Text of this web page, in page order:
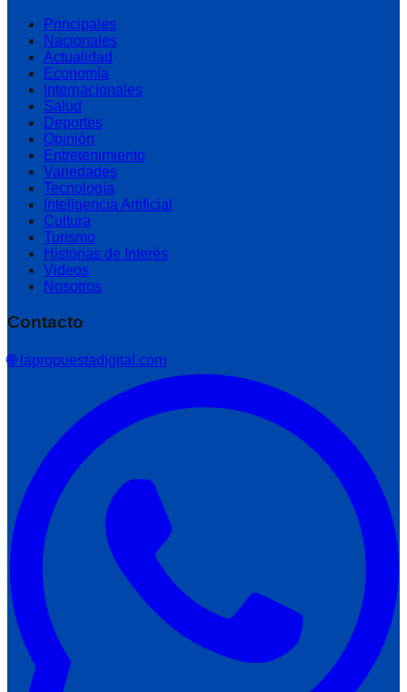
Principales
Nacionales
Actualidad
Economía
Internacionales
Salud
Deportes
Opinión
Entretenimiento
Variedades
Tecnología
Inteligencia Artificial
Cultura
Turismo
Historias de Interés
Videos
Nosotros
Contacto
🌐 lapropuestadigital.com